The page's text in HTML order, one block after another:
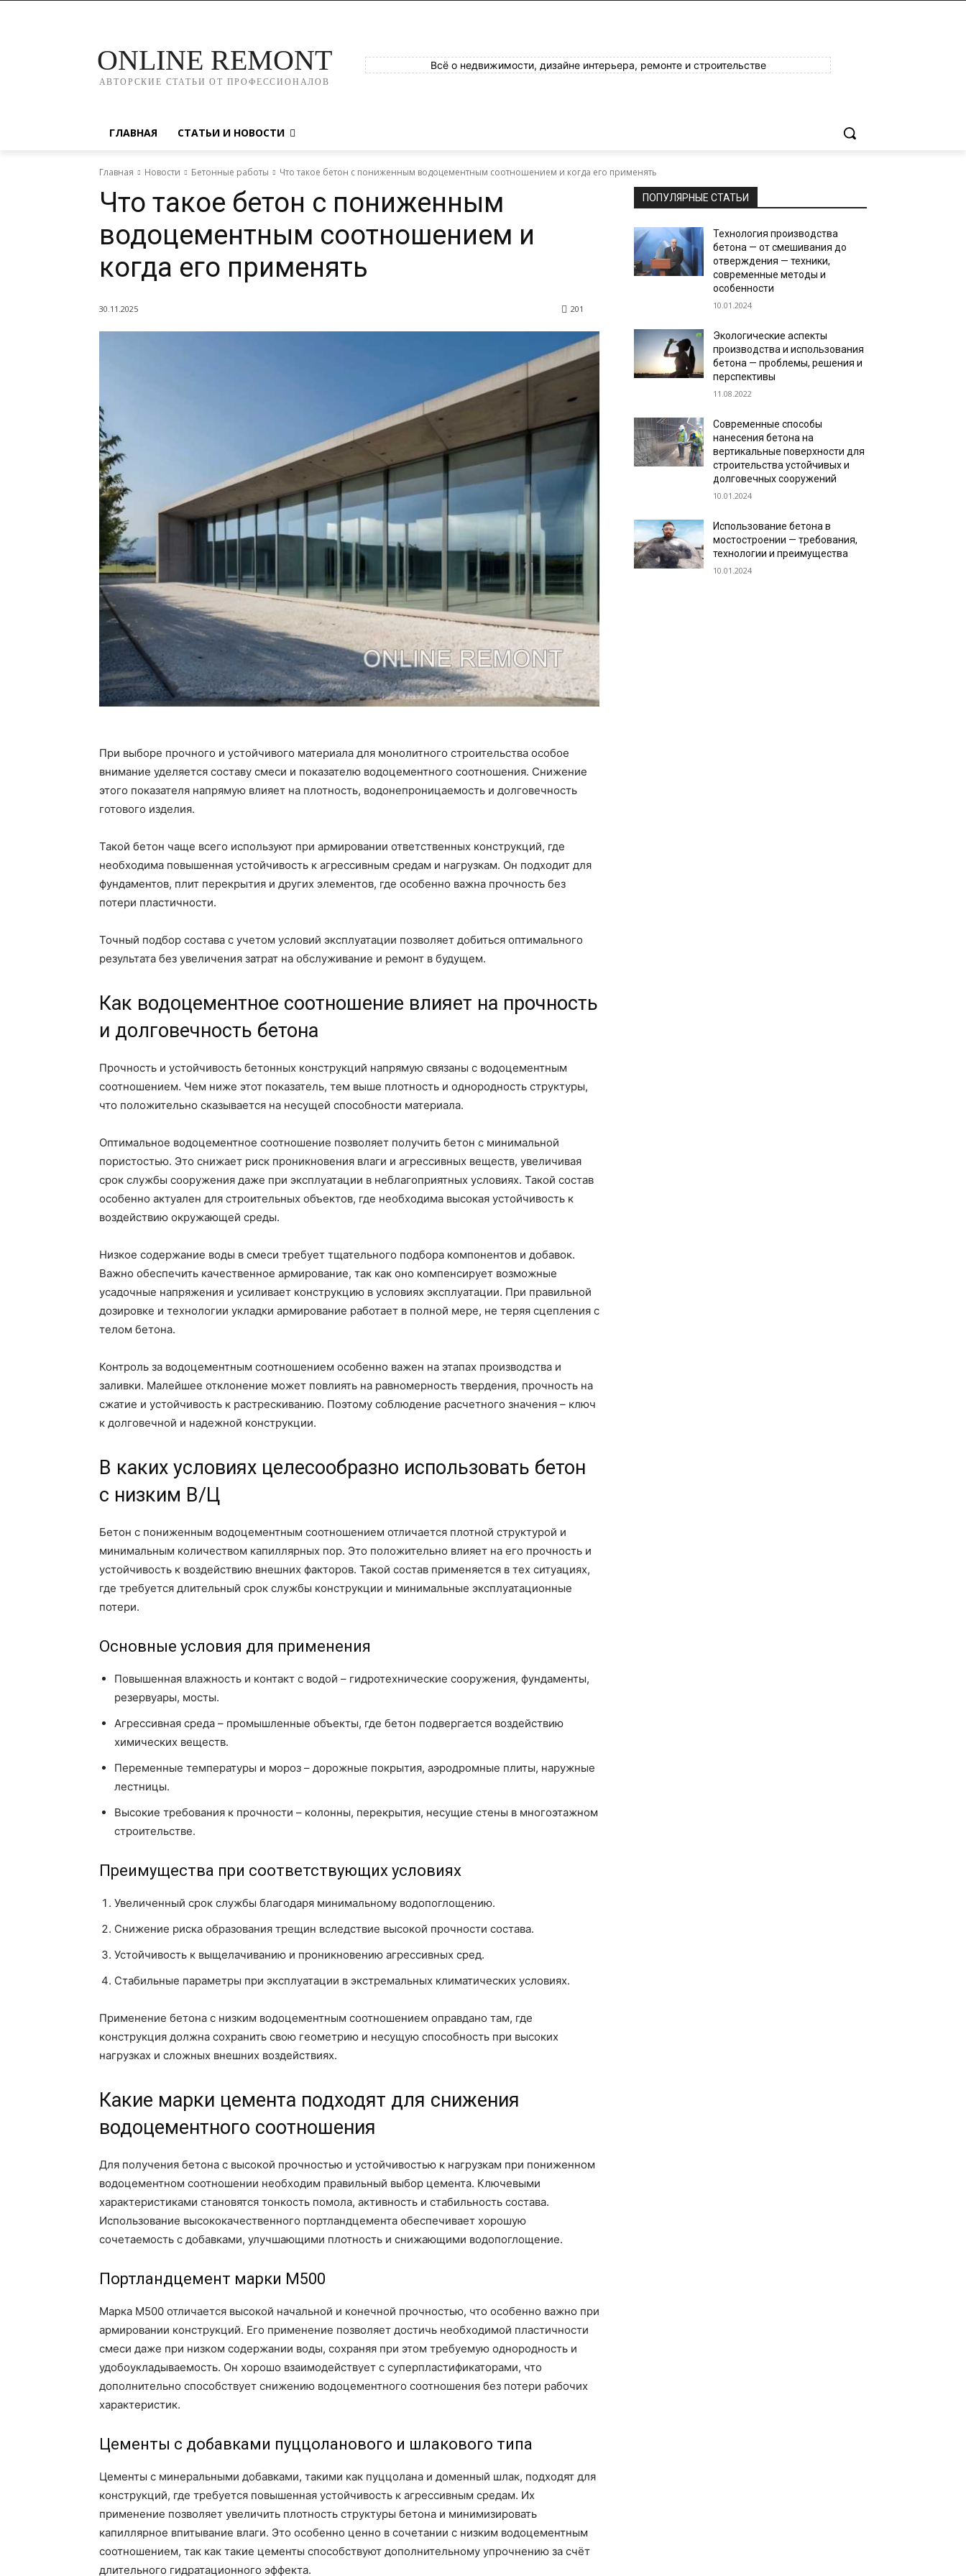
ONLINE REMONT
АВТОРСКИЕ СТАТЬИ ОТ ПРОФЕССИОНАЛОВ
Всё о недвижимости, дизайне интерьера, ремонте и строительстве
ГЛАВНАЯ СТАТЬИ И НОВОСТИ
Главная Новости Бетонные работы Что такое бетон с пониженным водоцементным соотношением и когда его применять
Что такое бетон с пониженным
водоцементным соотношением и
когда его применять
30.11.2025 201
При выборе прочного и устойчивого материала для монолитного строительства особое
внимание уделяется составу смеси и показателю водоцементного соотношения. Снижение
этого показателя напрямую влияет на плотность, водонепроницаемость и долговечность
готового изделия.
Такой бетон чаще всего используют при армировании ответственных конструкций, где
необходима повышенная устойчивость к агрессивным средам и нагрузкам. Он подходит для
фундаментов, плит перекрытия и других элементов, где особенно важна прочность без
потери пластичности.
Точный подбор состава с учетом условий эксплуатации позволяет добиться оптимального
результата без увеличения затрат на обслуживание и ремонт в будущем.
Как водоцементное соотношение влияет на прочность
и долговечность бетона
Прочность и устойчивость бетонных конструкций напрямую связаны с водоцементным
соотношением. Чем ниже этот показатель, тем выше плотность и однородность структуры,
что положительно сказывается на несущей способности материала.
Оптимальное водоцементное соотношение позволяет получить бетон с минимальной
пористостью. Это снижает риск проникновения влаги и агрессивных веществ, увеличивая
срок службы сооружения даже при эксплуатации в неблагоприятных условиях. Такой состав
особенно актуален для строительных объектов, где необходима высокая устойчивость к
воздействию окружающей среды.
Низкое содержание воды в смеси требует тщательного подбора компонентов и добавок.
Важно обеспечить качественное армирование, так как оно компенсирует возможные
усадочные напряжения и усиливает конструкцию в условиях эксплуатации. При правильной
дозировке и технологии укладки армирование работает в полной мере, не теряя сцепления с
телом бетона.
Контроль за водоцементным соотношением особенно важен на этапах производства и
заливки. Малейшее отклонение может повлиять на равномерность твердения, прочность на
сжатие и устойчивость к растрескиванию. Поэтому соблюдение расчетного значения – ключ
к долговечной и надежной конструкции.
В каких условиях целесообразно использовать бетон
с низким В/Ц
Бетон с пониженным водоцементным соотношением отличается плотной структурой и
минимальным количеством капиллярных пор. Это положительно влияет на его прочность и
устойчивость к воздействию внешних факторов. Такой состав применяется в тех ситуациях,
где требуется длительный срок службы конструкции и минимальные эксплуатационные
потери.
Основные условия для применения
Повышенная влажность и контакт с водой – гидротехнические сооружения, фундаменты,
резервуары, мосты.
Агрессивная среда – промышленные объекты, где бетон подвергается воздействию
химических веществ.
Переменные температуры и мороз – дорожные покрытия, аэродромные плиты, наружные
лестницы.
Высокие требования к прочности – колонны, перекрытия, несущие стены в многоэтажном
строительстве.
Преимущества при соответствующих условиях
Увеличенный срок службы благодаря минимальному водопоглощению.
Снижение риска образования трещин вследствие высокой прочности состава.
Устойчивость к выщелачиванию и проникновению агрессивных сред.
Стабильные параметры при эксплуатации в экстремальных климатических условиях.
Применение бетона с низким водоцементным соотношением оправдано там, где
конструкция должна сохранить свою геометрию и несущую способность при высоких
нагрузках и сложных внешних воздействиях.
Какие марки цемента подходят для снижения
водоцементного соотношения
Для получения бетона с высокой прочностью и устойчивостью к нагрузкам при пониженном
водоцементном соотношении необходим правильный выбор цемента. Ключевыми
характеристиками становятся тонкость помола, активность и стабильность состава.
Использование высококачественного портландцемента обеспечивает хорошую
сочетаемость с добавками, улучшающими плотность и снижающими водопоглощение.
Портландцемент марки М500
Марка М500 отличается высокой начальной и конечной прочностью, что особенно важно при
армировании конструкций. Его применение позволяет достичь необходимой пластичности
смеси даже при низком содержании воды, сохраняя при этом требуемую однородность и
удобоукладываемость. Он хорошо взаимодействует с суперпластификаторами, что
дополнительно способствует снижению водоцементного соотношения без потери рабочих
характеристик.
Цементы с добавками пуццоланового и шлакового типа
Цементы с минеральными добавками, такими как пуццолана и доменный шлак, подходят для
конструкций, где требуется повышенная устойчивость к агрессивным средам. Их
применение позволяет увеличить плотность структуры бетона и минимизировать
капиллярное впитывание влаги. Это особенно ценно в сочетании с низким водоцементным
соотношением, так как такие цементы способствуют дополнительному упрочнению за счёт
длительного гидратационного эффекта.
ПОПУЛЯРНЫЕ СТАТЬИ
Технология производства
бетона — от смешивания до
отверждения — техники,
современные методы и
особенности
10.01.2024
Экологические аспекты
производства и использования
бетона — проблемы, решения и
перспективы
11.08.2022
Современные способы
нанесения бетона на
вертикальные поверхности для
строительства устойчивых и
долговечных сооружений
10.01.2024
Использование бетона в
мостостроении — требования,
технологии и преимущества
10.01.2024